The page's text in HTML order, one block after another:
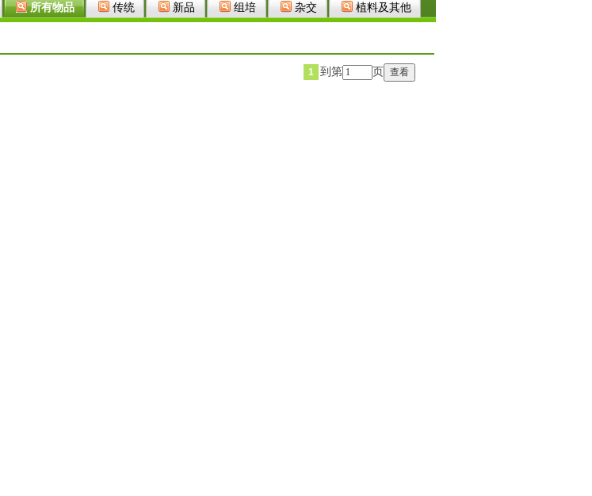
所有物品 传统 新品 组培 杂交 植料及其他
1 到第 页